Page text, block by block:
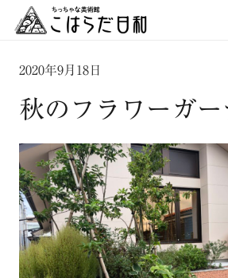
2020年9月18日
秋のフラワーガー